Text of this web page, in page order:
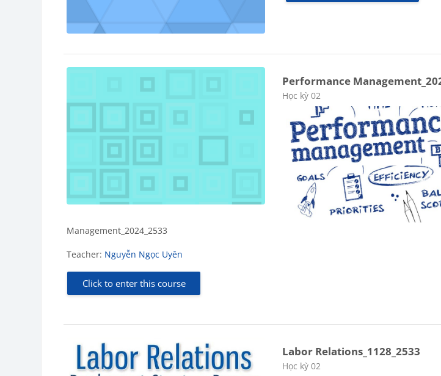
Performance
Course category
Học kỳ 02
Management_2024_2533
Teacher: Nguyễn Ngọc Uyên
Click to enter this course
Labor Relations_1128_2533
Course category
Học kỳ 02